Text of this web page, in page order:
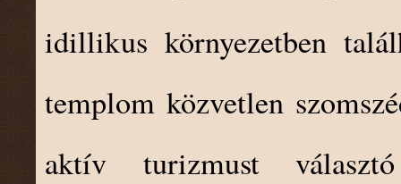
idillikus környezetben
templom közvetlen
aktív turizmust